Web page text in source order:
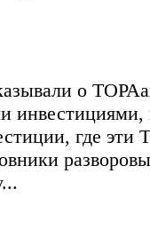
о
где эти